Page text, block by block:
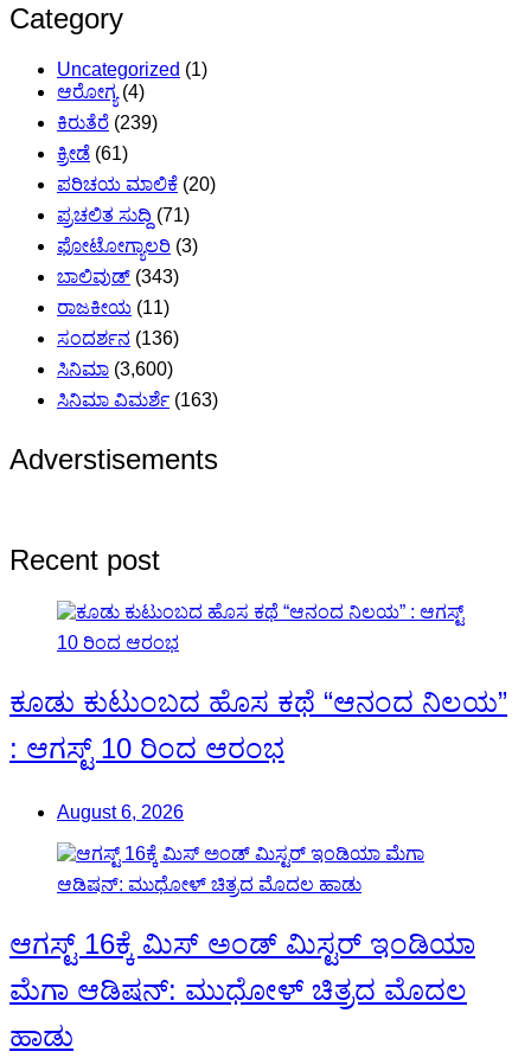
Category
Uncategorized (1)
ಆರೋಗ್ಯ(4)
ಕಿರುತೆರೆ (239)
ಕ್ರೀಡೆ (61)
ಪರಿಚಯ ಮಾಲಿಕೆ (20)
ಪ್ರಚಲಿತ ಸುದ್ದಿ (71)
ಫೋಟೋಗ್ಯಾಲರಿ (3)
ಬಾಲಿವುಡ್ (343)
ರಾಜಕೀಯ (11)
ಸಂದರ್ಶನ (136)
ಸಿನಿಮಾ (3,600)
ಸಿನಿಮಾ ವಿಮರ್ಶೆ (163)
Adverstisements
Recent post
ಕೂಡು ಕುಟುಂಬದ ಹೊಸ ಕಥೆ “ಆನಂದ ನಿಲಯ”
: ಆಗಸ್ಟ್ 10 ರಿಂದ ಆರಂಭ
August 6, 2026
ಆಗಸ್ಟ್ 16ಕ್ಕೆ ಮಿಸ್ ಅಂಡ್ ಮಿಸ್ಟರ್ ಇಂಡಿಯಾ
ಮೆಗಾ ಆಡಿಷನ್: ಮುಧೋಳ್ ಚಿತ್ರದ ಮೊದಲ
ಹಾಡು